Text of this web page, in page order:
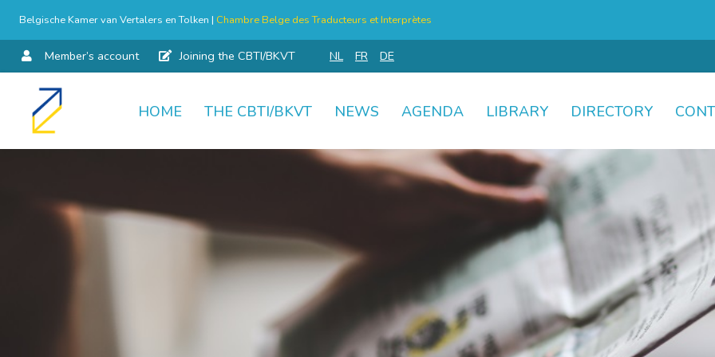
Belgische Kamer van Vertalers en Tolken | Chambre Belge des Traducteurs et Interprètes
Member’s account Joining the CBTI/BKVT NL FR DE
Skip
HOME THE CBTI/BKVT NEWS AGENDA LIBRARY DIRECTORY